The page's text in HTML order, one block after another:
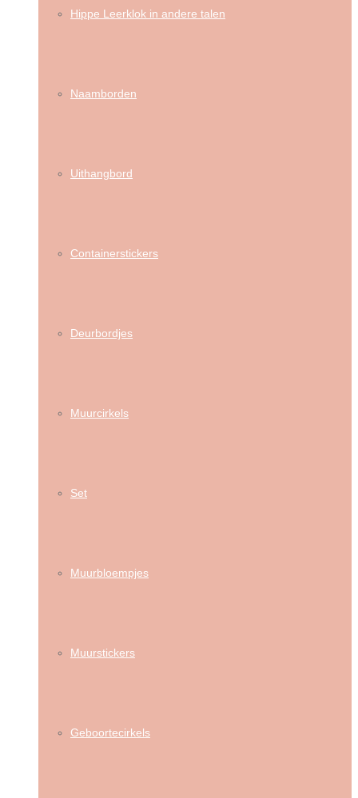
Hippe Leerklok in andere talen
Naamborden
Uithangbord
Containerstickers
Deurbordjes
Muurcirkels
Set
Muurbloempjes
Muurstickers
Geboortecirkels